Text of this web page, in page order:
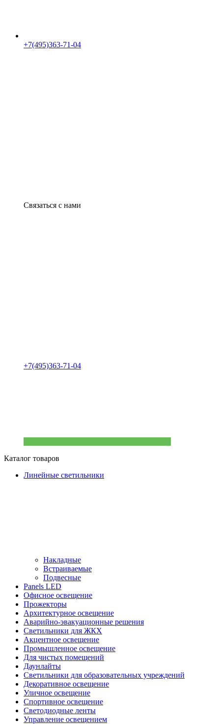
+7(495)363-71-04
Связаться с нами
+7(495)363-71-04
Каталог товаров
Линейные светильники
Накладные
Встраиваемые
Подвесные
Panels LED
Офисное освещение
Прожекторы
Архитектурное освещение
Аварийно-эвакуационные решения
Светильники для ЖКХ
Акцентное освещение
Промышленное освещение
Для чистых помещений
Даунлайты
Светильники для образовательных учреждений
Декоративное освещение
Уличное освещение
Спортивное освещение
Светодиодные ленты
Управление освещением